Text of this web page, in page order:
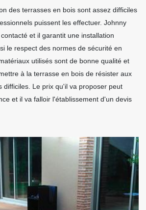
des terrasses en bois sont assez difficiles
puissent les effectuer. Johnny
et il garantit une installation
le respect des normes de sécurité en
utilisés sont de bonne qualité et
à la terrasse en bois de résister aux
difficiles. Le prix qu'il va proposer peut
et il va falloir l'établissement d'un devis